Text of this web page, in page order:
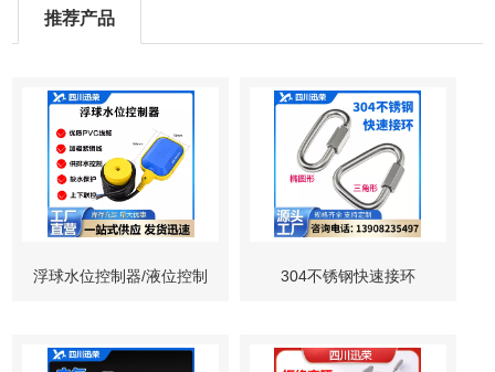
推荐产品
浮球水位控制器/液位控制 304不锈钢快速接环